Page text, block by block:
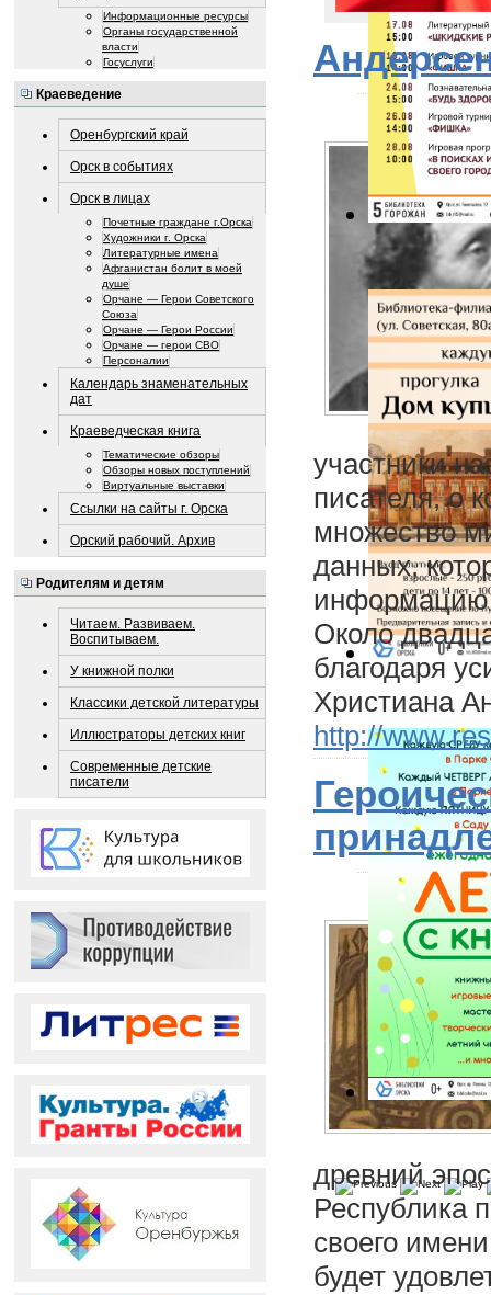
Информационные ресурсы
Органы государственной
власти
Госуслуги
Краеведение
Оренбургский край
Орск в событиях
Орск в лицах
Почетные граждане г.Орска
Художники г. Орска
Литературные имена
Афганистан болит в моей
душе
Орчане — Герои Советского
Союза
Орчане — Герои России
Орчане — герои СВО
Персоналии
Календарь знаменательных
дат
Краеведческая книга
Тематические обзоры
Обзоры новых поступлений
Виртуальные выставки
Ссылки на сайты г. Орска
Орский рабочий. Архив
Родителям и детям
Читаем. Развиваем.
Воспитываем.
У книжной полки
Классики детской литературы
Иллюстраторы детских книг
Современные детские
писатели
участники
писателя, о
множество
данных,
информацию
Около
благодаря
Христиана
http://
древний
Республика
своего
будет